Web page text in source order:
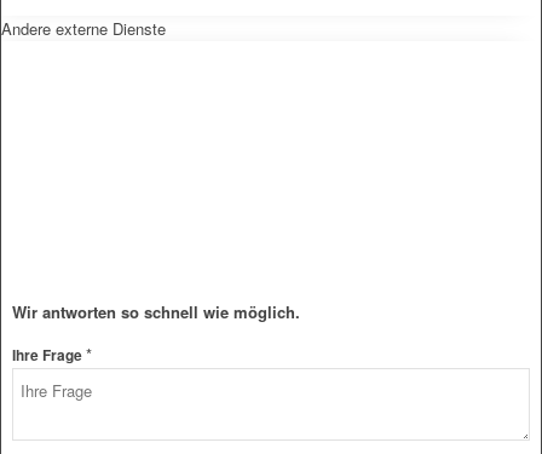
Andere externe Dienste
Wir antworten so schnell wie möglich.
Ihre Frage*